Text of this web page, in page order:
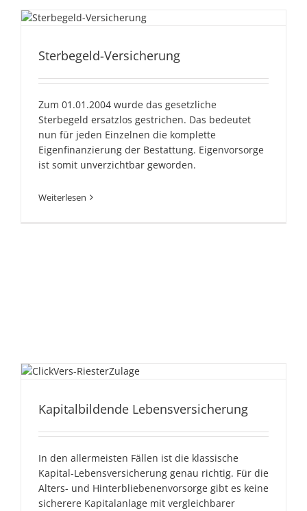
Sterbegeld-Versicherung
Sterbegeld-Versicherung
Zum 01.01.2004 wurde das gesetzliche
Sterbegeld ersatzlos gestrichen. Das bedeutet
nun für jeden Einzelnen die komplette
Eigenfinanzierung der Bestattung. Eigenvorsorge
ist somit unverzichtbar geworden.
Weiterlesen
Lebensversicherung
Kapitalbildende Lebensversicherung
In den allermeisten Fällen ist die klassische
Kapital-Lebensversicherung genau richtig. Für die
Alters- und Hinterbliebenenvorsorge gibt es keine
sicherere Kapitalanlage mit vergleichbarer